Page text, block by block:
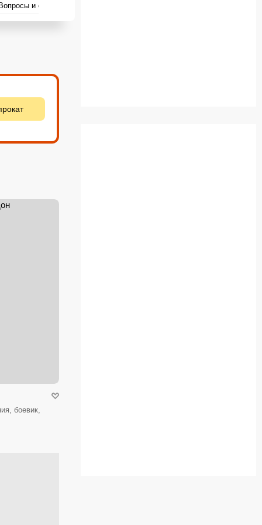
Вопросы и ответы
боевик,